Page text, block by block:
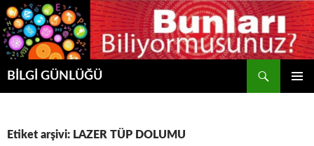
BİLGİ GÜNLÜĞÜ
Ara
Etiket arşivi: LAZER TÜP DOLUMU